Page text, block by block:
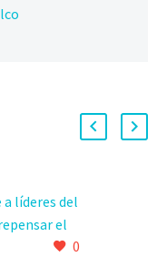
a líderes del
el
0